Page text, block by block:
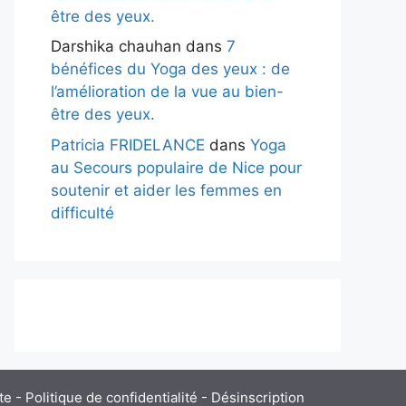
être des yeux.
Darshika chauhan dans 7
bénéfices du Yoga des yeux : de
l’amélioration de la vue au bien-
être des yeux.
Patricia FRIDELANCE dans Yoga
au Secours populaire de Nice pour
soutenir et aider les femmes en
difficulté
- Politique de confidentialité - Désinscription